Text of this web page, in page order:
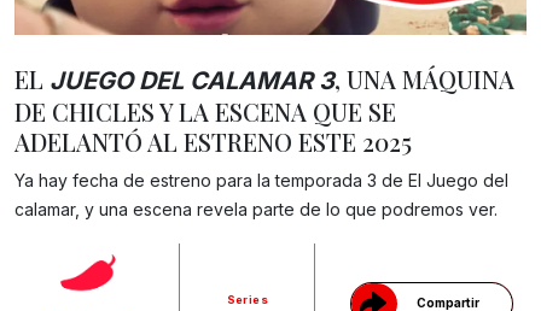
Series Compartir
Gracias!
EL JUEGO DEL CALAMAR 3, UNA MÁQUINA
DE CHICLES Y LA ESCENA QUE SE
ADELANTÓ AL ESTRENO ESTE 2025
Ya hay fecha de estreno para la temporada 3 de El Juego del
calamar, y una escena revela parte de lo que podremos ver.